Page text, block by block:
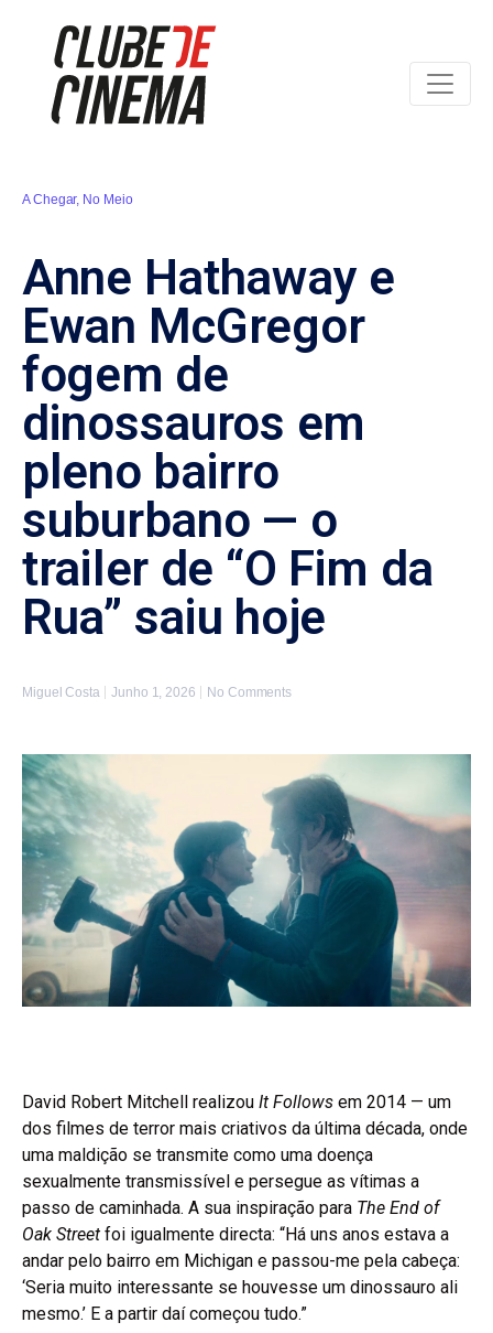
A Chegar, No Meio
Anne Hathaway e
Ewan McGregor
fogem de
dinossauros em
pleno bairro
suburbano — o
trailer de “O Fim da
Rua” saiu hoje
Miguel Costa Junho 1, 2026 No Comments
David Robert Mitchell realizou It Follows em 2014 — um
dos filmes de terror mais criativos da última década, onde
uma maldição se transmite como uma doença
sexualmente transmissível e persegue as vítimas a
passo de caminhada. A sua inspiração para The End of
Oak Street foi igualmente directa: “Há uns anos estava a
andar pelo bairro em Michigan e passou-me pela cabeça:
‘Seria muito interessante se houvesse um dinossauro ali
mesmo.’ E a partir daí começou tudo.”